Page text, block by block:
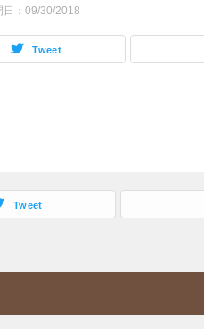
： 09/30/2018
Tweet
Tweet